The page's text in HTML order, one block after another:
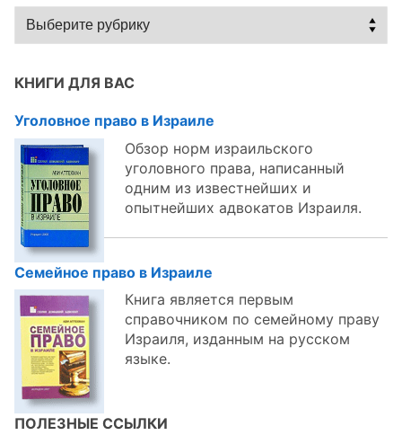
Статьи
по
КНИГИ ДЛЯ ВАС
Уголовное право в Израиле
Обзор норм израильского
уголовного права, написанный
одним из известнейших и
опытнейших адвокатов Израиля.
Семейное право в Израиле
Книга является первым
справочником по семейному праву
Израиля, изданным на русском
языке.
ПОЛЕЗНЫЕ ССЫЛКИ